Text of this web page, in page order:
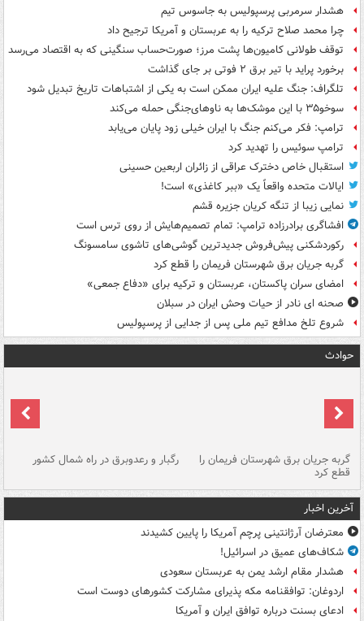
هشدار سرمربی پرسپولیس به جاسوس تیم
چرا محمد صلاح ترکیه را به عربستان و آمریکا ترجیح داد
توقف طولانی کامیون‌ها پشت مرز؛ صورت‌حساب سنگینی که به اقتصاد می‌رسد
برخورد پراید با تیر برق ۲ فوتی بر جای گذاشت
تلگراف: جنگ علیه ایران ممکن است به یکی از اشتباهات تاریخ تبدیل شود
سوخو۳۵ با این موشک‌ها به ناوهای‌جنگی حمله می‌کند
ترامپ: فکر می‌کنم جنگ با ایران خیلی زود پایان می‌یابد
ترامپ سوئیس را تهدید کرد
استقبال خاص دخترک عراقی از زائران اربعین حسینی
ایالات متحده واقعاً یک «ببر کاغذی» است!
نمایی زیبا از تنگه کریان جزیره قشم
افشاگری برادرزاده ترامپ: تمام تصمیم‌هایش از روی ترس است
رکوردشکنی پیش‌فروش جدیدترین گوشی‌های تاشوی سامسونگ
گربه جریان برق شهرستان فریمان را قطع کرد
امضای سران پاکستان، عربستان و ترکیه برای «دفاع جمعی»
صحنه ای نادر از حیات وحش ایران در سبلان
شروع تلخ مدافع تیم ملی پس از جدایی از پرسپولیس
حوادث
گربه جریان برق شهرستان فریمان را
قطع کرد
رگبار و رعدوبرق در راه شمال کشور
آخرین اخبار
معترضان آرژانتینی پرچم آمریکا را پایین کشیدند
شکاف‌های عمیق در اسرائیل!
هشدار مقام ارشد یمن به عربستان سعودی
اردوغان: توافقنامه مکه پذیرای مشارکت کشورهای دوست است
ادعای بسنت درباره توافق ایران و آمریکا